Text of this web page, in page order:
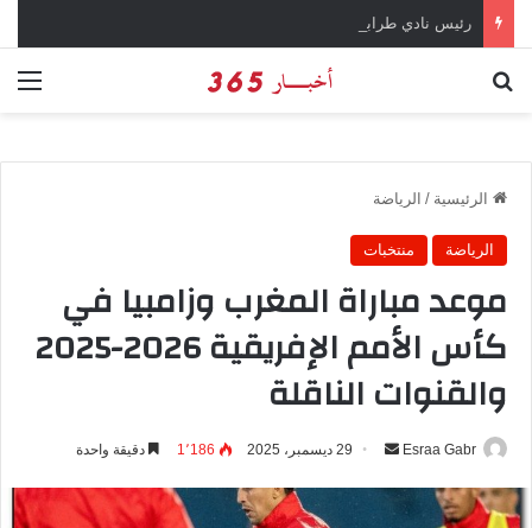
الرئيسية / الرياضة
الرياضة منتخبات
موعد مباراة المغرب وزامبيا في
كأس الأمم الإفريقية 2026-2025
والقنوات الناقلة
Esraa Gabr 29 ديسمبر، 2025 1٬186 دقيقة واحدة